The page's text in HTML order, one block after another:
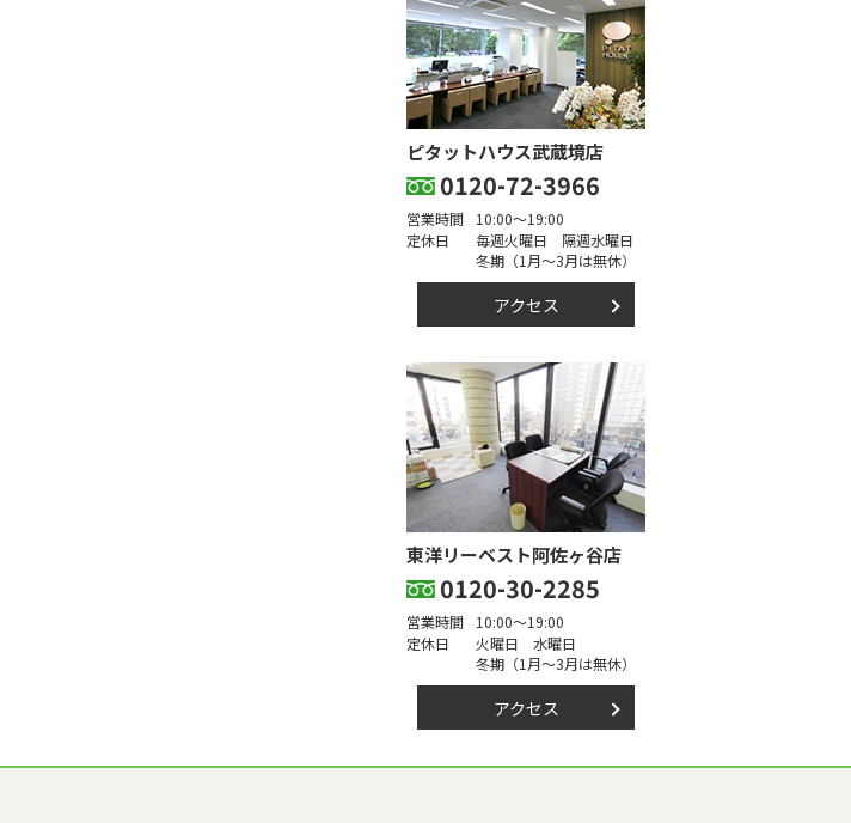
ピタットハウス武蔵境店
0120-72-3966
営業時間
10:00～19:00
定休日
毎週火曜日 隔週水曜日
冬期（1月～3月は無休）
アクセス
東洋リーベスト阿佐ヶ谷店
0120-30-2285
営業時間
10:00～19:00
定休日
火曜日 水曜日
冬期（1月～3月は無休）
アクセス